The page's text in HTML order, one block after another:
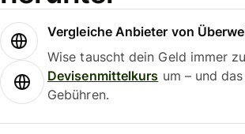
Vergleiche Anbieter von
Wise tauscht dein Geld immer
Devisenmittelkurs um – und
Gebühren.